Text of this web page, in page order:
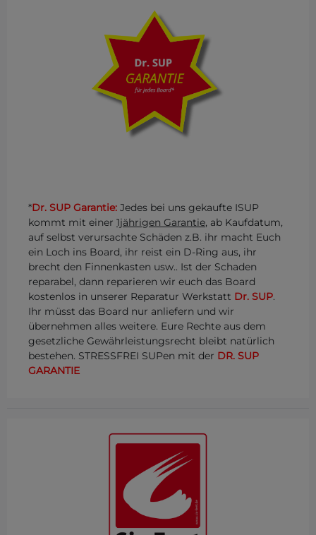
*Dr. SUP Garantie: Jedes bei uns gekaufte ISUP
kommt mit einer 1jährigen Garantie, ab Kaufdatum,
auf selbst verursachte Schäden z.B. ihr macht Euch
ein Loch ins Board, ihr reist ein D-Ring aus, ihr
brecht den Finnenkasten usw.. Ist der Schaden
reparabel, dann reparieren wir euch das Board
kostenlos in unserer Reparatur Werkstatt Dr. SUP.
Ihr müsst das Board nur anliefern und wir
übernehmen alles weitere. Eure Rechte aus dem
gesetzliche Gewährleistungsrecht bleibt natürlich
bestehen. STRESSFREI SUPen mit der DR. SUP
GARANTIE